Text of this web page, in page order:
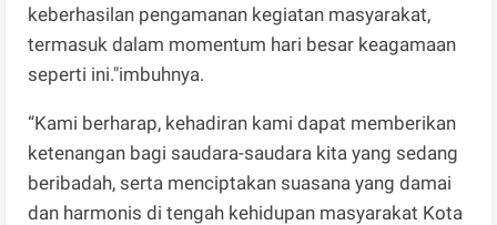
keberhasilan pengamanan kegiatan masyarakat,
termasuk dalam momentum hari besar keagamaan
seperti ini."imbuhnya.
“Kami berharap, kehadiran kami dapat memberikan
ketenangan bagi saudara-saudara kita yang sedang
beribadah, serta menciptakan suasana yang damai
dan harmonis di tengah kehidupan masyarakat Kota